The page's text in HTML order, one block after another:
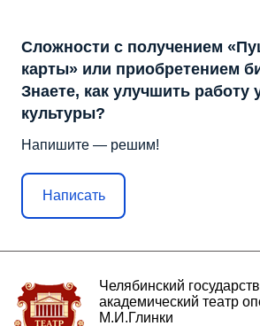
Сложности с получением
карты» или приобретением
Знаете, как улучшить работу
культуры?
Напишите — решим!
Написать
Челябинский
академический театр
М.И.Глинки